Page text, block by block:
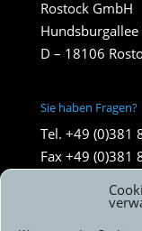
Rostock GmbH
Hundsburgallee
D – 18106
Sie haben Fragen?
Tel. +49 (0)381
Fax +49 (0)381